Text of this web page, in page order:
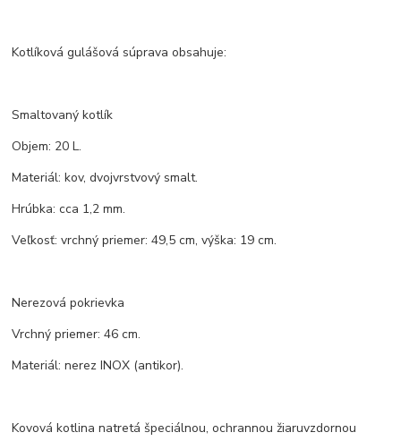
Kotlíková gulášová súprava obsahuje:
Smaltovaný kotlík
Objem: 20 L.
Materiál: kov, dvojvrstvový smalt.
Hrúbka: cca 1,2 mm.
Veľkosť: vrchný priemer: 49,5 cm, výška: 19 cm.
Nerezová pokrievka
Vrchný priemer: 46 cm.
Materiál: nerez INOX (antikor).
Kovová kotlina natretá špeciálnou, ochrannou žiaruvzdornou